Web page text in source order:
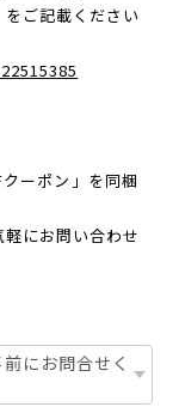
ご記載ください
ーポン」を同梱
にお問い合わせ